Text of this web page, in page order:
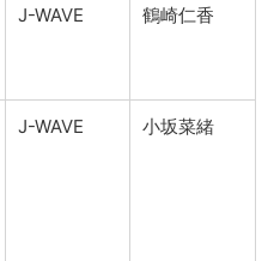
J-WAVE 鶴崎仁香
J-WAVE 小坂菜緒